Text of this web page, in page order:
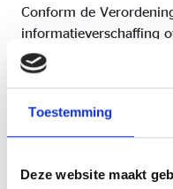
Toestemming
Deze website maakt
Conform de
informatieverschaffing
financiële
Disclosure Regulation)
rekening met
informatie ter